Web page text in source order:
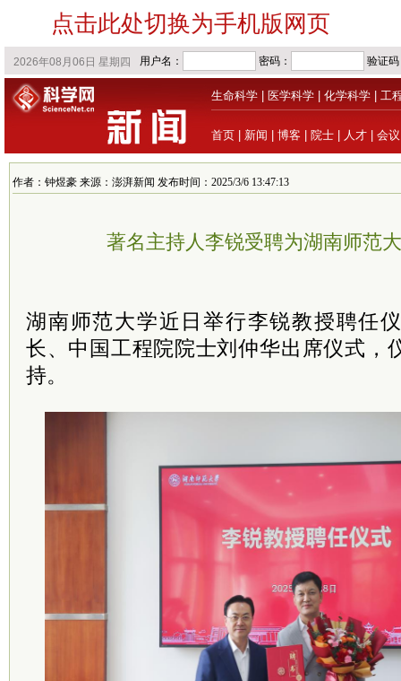
点击此处切换为手机版网页
生命科学 医学科学 化学科学 工
首页 新闻 博客 院士 人才 会议
作者：钟煜豪 来源：澎湃新闻 发布时间：2025/3/6 13:47:13
著名主持人李锐受聘为湖南师范
湖南师范大学近日举行李锐教授聘任
长、中国工程院院士刘仲华出席仪式，
持。